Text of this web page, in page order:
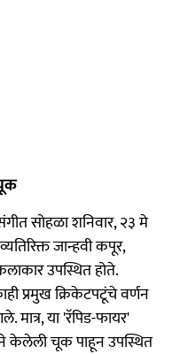
सोहळा शनिवार, २३ मे
जान्हवी कपूर,
उपस्थित होते.
प्रमुख क्रिकेटपटूंचे वर्णन
या 'रॅपिड-फायर'
केलेली चूक पाहून उपस्थित